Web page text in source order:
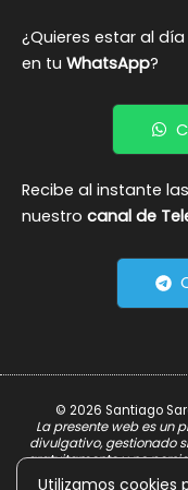
¿Quieres estar al
en tu WhatsApp?
Recibe al instante
nuestro canal de
© 2026 Santiago
La presente web es un
divulgativo, gestionado
gratuitamente y no
Utilizamos cookies